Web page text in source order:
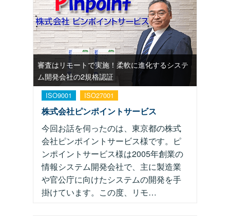
審査はリモートで実施！柔軟に進化するシステ
ム開発会社の2規格認証
ISO9001 ISO27001
株式会社ピンポイントサービス
今回お話を伺ったのは、東京都の株式
会社ピンポイントサービス様です。ピ
ンポイントサービス様は2005年創業の
情報システム開発会社で、主に製造業
や官公庁に向けたシステムの開発を手
掛けています。この度、リモ…